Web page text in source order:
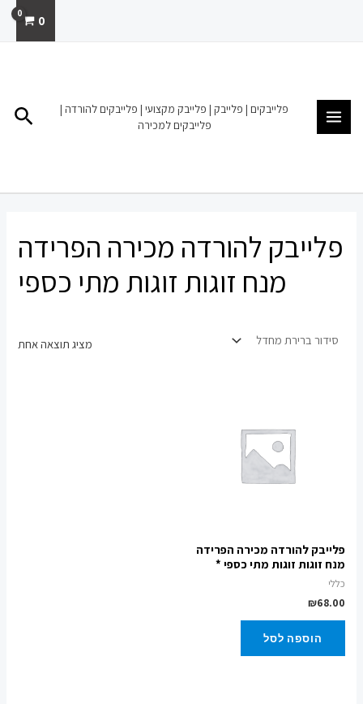
0
פלייבקים | פלייבק | פלייבק מקצועי | פלייבקים להורדה |
פלייבקים למכירה
פלייבק להורדה מכירה הפרידה
מנח זוגות זוגות מתי כספי
מציג תוצאה אחת
פלייבק להורדה מכירה הפרידה
מנח זוגות זוגות מתי כספי *
כללי
₪68.00
הוספה לסל